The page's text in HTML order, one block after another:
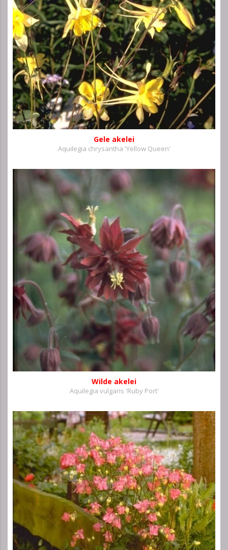
Gele akelei
Aquilegia chrysantha 'Yellow Queen'
Wilde akelei
Aquilegia vulgaris 'Ruby Port'